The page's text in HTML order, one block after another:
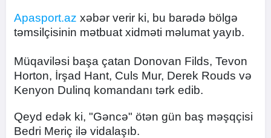
Apasport.az xəbər verir ki, bu barədə bölgə
təmsilçisinin mətbuat xidməti məlumat yayıb.
Müqaviləsi başa çatan Donovan Filds, Tevon
Horton, İrşad Hant, Culs Mur, Derek Rouds və
Kenyon Dulinq komandanı tərk edib.
Qeyd edək ki, "Gəncə" ötən gün baş məşqçisi
Bedri Meriç ilə vidalaşıb.